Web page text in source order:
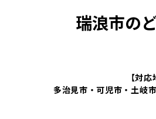
瑞浪市の
【対
多治見市・可児市・土岐